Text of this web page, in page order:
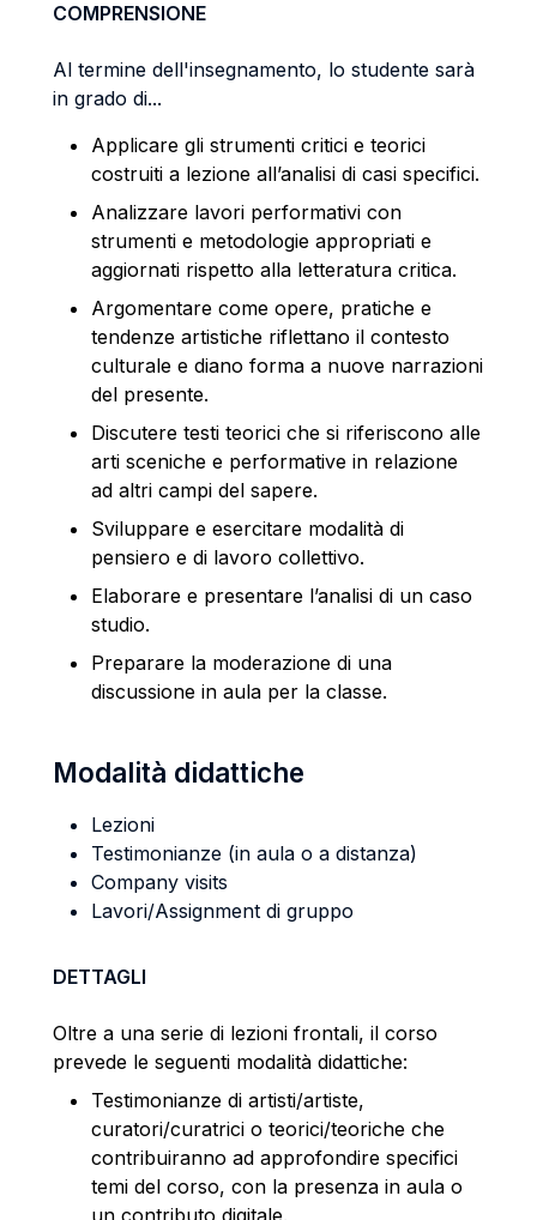
COMPRENSIONE
Al termine dell'insegnamento, lo studente sarà
in grado di...
Applicare gli strumenti critici e teorici
costruiti a lezione all’analisi di casi specifici.
Analizzare lavori performativi con
strumenti e metodologie appropriati e
aggiornati rispetto alla letteratura critica.
Argomentare come opere, pratiche e
tendenze artistiche riflettano il contesto
culturale e diano forma a nuove narrazioni
del presente.
Discutere testi teorici che si riferiscono alle
arti sceniche e performative in relazione
ad altri campi del sapere.
Sviluppare e esercitare modalità di
pensiero e di lavoro collettivo.
Elaborare e presentare l’analisi di un caso
studio.
Preparare la moderazione di una
discussione in aula per la classe.
Modalità didattiche
Lezioni
Testimonianze (in aula o a distanza)
Company visits
Lavori/Assignment di gruppo
DETTAGLI
Oltre a una serie di lezioni frontali, il corso
prevede le seguenti modalità didattiche:
Testimonianze di artisti/artiste,
curatori/curatrici o teorici/teoriche che
contribuiranno ad approfondire specifici
temi del corso, con la presenza in aula o
un contributo digitale.